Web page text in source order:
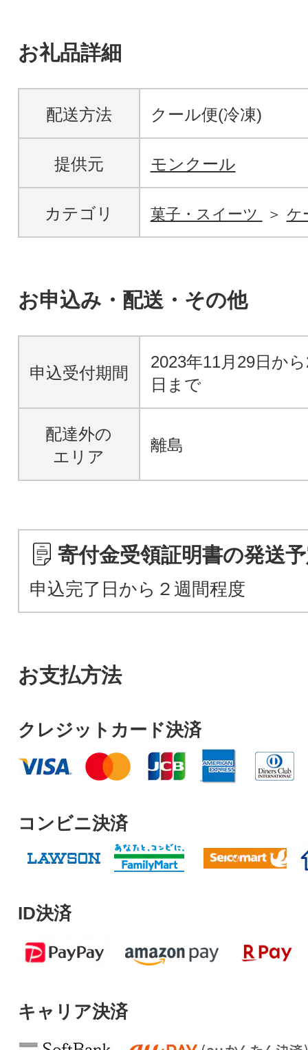
お礼品詳細
配送方法 クール便(冷凍)
提供元 モンクール
カテゴリ 菓子・スイーツ ケ
お申込み・配送・その他
申込受付期間
2023年11月29日か
日まで
配達外の
エリア
離島
寄付金受領証明書の発送
申込完了日から２週間程度
お支払方法
クレジットカード決済
コンビニ決済
ID決済
キャリア決済